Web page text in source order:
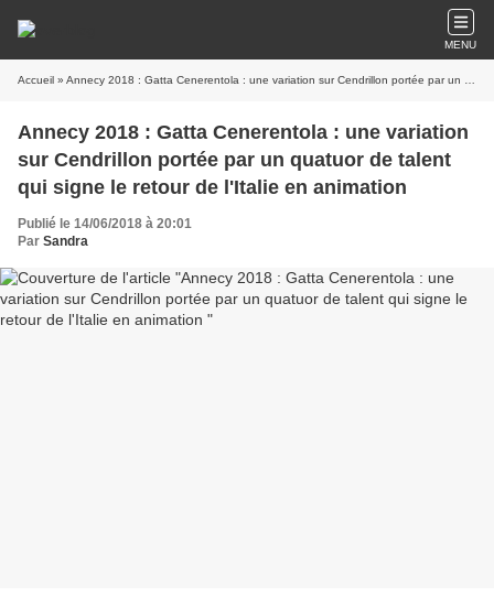
MENU
Accueil » Annecy 2018 : Gatta Cenerentola : une variation sur Cendrillon portée par un quatuor de talent qui signe le retour de l'Italie en animation
Annecy 2018 : Gatta Cenerentola : une variation
sur Cendrillon portée par un quatuor de talent
qui signe le retour de l'Italie en animation
Publié le 14/06/2018 à 20:01
Par Sandra